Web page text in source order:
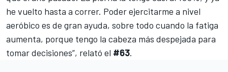
he vuelto hasta a correr. Poder ejercitarme a nivel
aeróbico es de gran ayuda, sobre todo cuando la fatiga
aumenta, porque tengo la cabeza más despejada para
tomar decisiones”, relató el #63.